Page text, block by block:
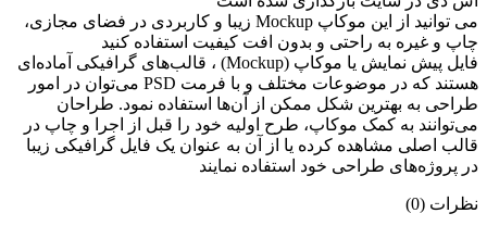
می توانيد از اين موکاپ Mockup زيبا و کاربردی در فضای مجازی،
چاپ و غيره به راحتی و بدون افت کيفيت استفاده کنيد
فایل پیش نمایش یا موکاپ (Mockup) ، قالب‌های گرافیکی آماده‌ای
هستند که در موضوعات مختلف و با فرمت PSD می‌توان در امور
طراحی به بهترین شکل ممکن از آن‌ها استفاده نمود. طراحان
می‌توانند به کمک موکاپ، طرح اولیه خود را قبل از اجرا و چاپ در
قالب اصلی مشاهده کرده یا از آن به عنوان یک فایل گرافیکی زیبا
در پروژه‌های طراحی خود استفاده نمایند
نظرات (0)